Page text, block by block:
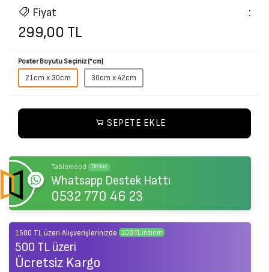
İade paketinizi size belirteceğimiz taşıyıcı firmanın şubesine teslim
edin. İadenin teslim edildiğini kanıtlayan bir makbuz isteyin ve iadeyi
onaylayana kadar makbuzu saklayın.
İzmir, Türkiye'deki iade ofisimize ulaşır ulaşmaz işleme alır ve onaylar
gönderilecektir. Ücret iadeniz 2-3 gün içerisinde (ödeme yönteminizi
göre değişiklik gösterebilir) gerçekleşir.
Fiyat :
299,00 TL
Poster Boyutu Seçiniz (*cm)
21cm x 30cm 30cm x 42cm
SEPETE EKLE
Tablomood Online
Whatsapp Destek Hattı
0532 770 46 23
1500 TL üzeri Alışverişlerinizde 100 TL indirim
500 TL üzeri
Ücretsiz Kargo